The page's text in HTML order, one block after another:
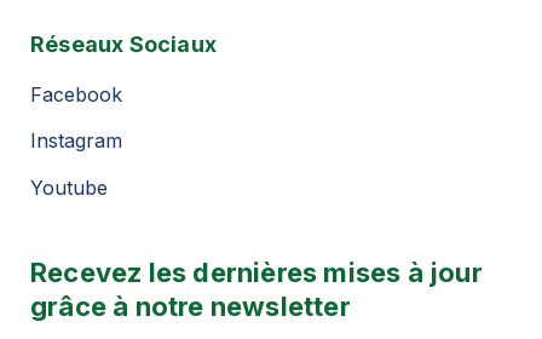
Réseaux Sociaux
Facebook
Instagram
Youtube
Recevez les dernières mises à jour
grâce à notre newsletter